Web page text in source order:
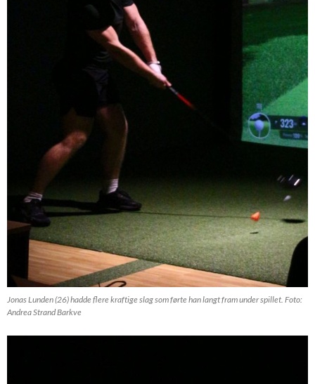
Jonas Lunden (26) hadde flere kraftige slag som førte han langt fram under spillet. Foto:
Andrea Strand Barkve